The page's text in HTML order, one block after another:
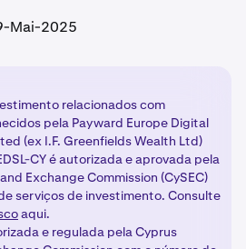
Mai-2025
relacionados com
pela Payward Europe Digital
(ex I.F. Greenfields Wealth Ltd)
CY é autorizada e aprovada pela
Exchange Commission (CySEC)
serviços de investimento. Consulte
aqui.
e regulada pela Cyprus